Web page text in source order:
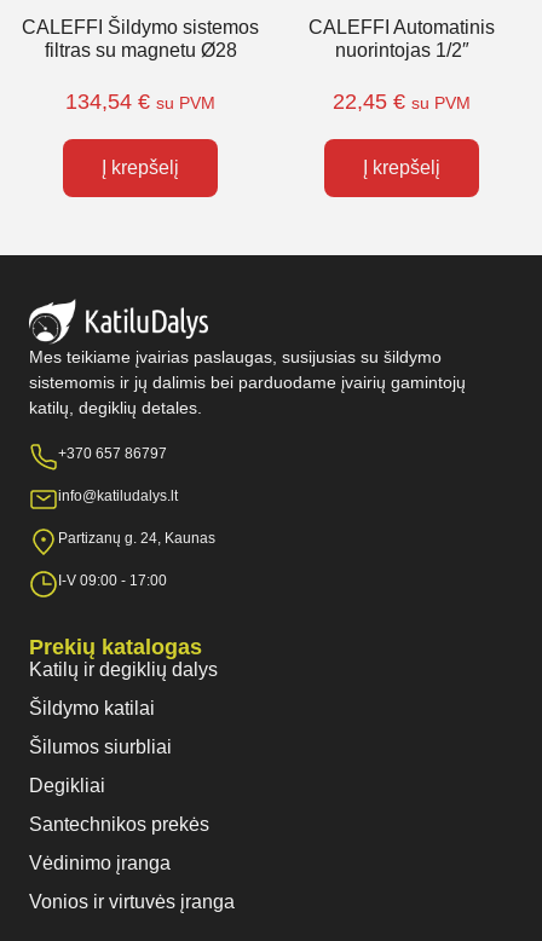
CALEFFI Šildymo sistemos
filtras su magnetu Ø28
134,54 € su PVM
Į krepšelį
CALEFFI Automatinis
nuorintojas 1/2″
22,45 € su PVM
Į krepšelį
Mes teikiame įvairias paslaugas, susijusias su šildymo
sistemomis ir jų dalimis bei parduodame įvairių gamintojų
katilų, degiklių detales.
+370 657 86797
info@katiludalys.lt
Partizanų g. 24, Kaunas
I-V 09:00 - 17:00
Prekių katalogas
Katilų ir degiklių dalys
Šildymo katilai
Šilumos siurbliai
Degikliai
Santechnikos prekės
Vėdinimo įranga
Vonios ir virtuvės įranga